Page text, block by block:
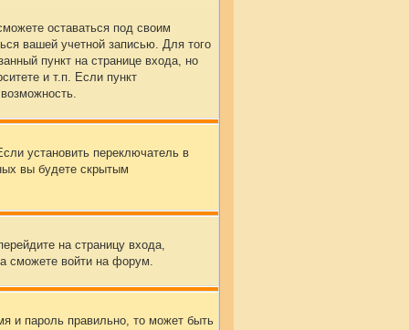
оставаться под своим
вашей учетной записью. Для того
пункт на странице входа, но
и т.п. Если пункт
установить переключатель в
вы будете скрытым
на страницу входа,
сможете войти на форум.
и пароль правильно, то может быть